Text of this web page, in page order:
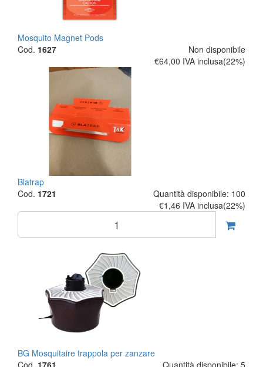
Mosquito Magnet Pods
Cod. 1627
Non disponibile
€64,00 IVA inclusa(22%)
Blatrap
Cod. 1721
Quantità disponibile: 100
€1,46 IVA inclusa(22%)
BG Mosquitaire trappola per zanzare
Cod. 1761
Quantità disponibile: 5